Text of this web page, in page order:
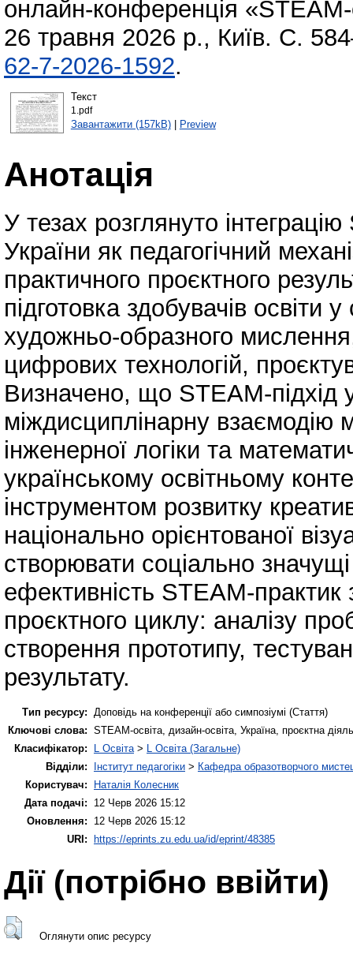
онлайн-конференція «STEAM-
26 травня 2026 р., Київ. С.
62-7-2026-1592.
Текст
1.pdf
Завантажити (157kB)| Preview
Анотація
У тезах розглянуто
України як педагогічний
практичного проєктного
підготовка здобувачів
художньо-образного
цифрових технологій,
Визначено, що STEAM-підхід
міждисциплінарну взаємодію
інженерної логіки та
українському освітньому
інструментом розвитку
національно орієнтованої
створювати соціально
ефективність STEAM-практик
проєктного циклу: аналізу
створення прототипу,
результату.
Тип ресурсу:
Доповідь на конференції або симпозіумі (Стаття)
Ключові слова: STEAM-освіта, дизайн-освіта, Україна, проєктна
Класифікатор:
L Освіта > L Освіта (Загальне)
Відділи:
Інститут педагогіки > Кафедра образотворчого
Користувач:
Наталія Колесник
Дата подачі:
12 Черв 2026 15:12
Оновлення:
12 Черв 2026 15:12
URI: https://eprints.zu.edu.ua/id/eprint/48385
Дії ​​(потрібно ввійти)
Оглянути опис ресурсу